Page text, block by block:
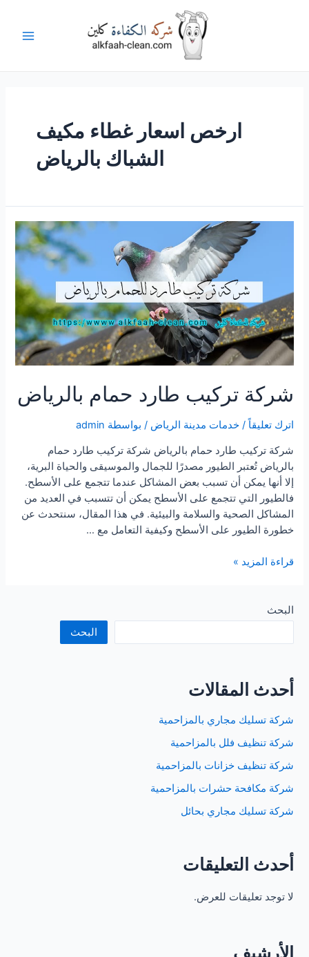
ارخص اسعار غطاء مكيف
الشباك بالرياض
شركة تركيب طارد حمام بالرياض
اترك تعليقاً /خدمات مدينة الرياض / بواسطة admin
شركة تركيب طارد حمام بالرياض شركة تركيب طارد حمام
بالرياض تُعتبر الطيور مصدرًا للجمال والموسيقى والحياة البرية،
إلا أنها يمكن أن تسبب بعض المشاكل عندما تتجمع على الأسطح.
فالطيور التي تتجمع على الأسطح يمكن أن تتسبب في العديد من
المشاكل الصحية والسلامة والبيئية. في هذا المقال، سنتحدث عن
خطورة الطيور على الأسطح وكيفية التعامل مع …
شركة
حمام
بالرياض
قراءة المزيد »
البحث
البحث
أحدث المقالات
شركة تسليك مجاري بالمزاحمية
شركة تنظيف فلل بالمزاحمية
شركة تنظيف خزانات بالمزاحمية
شركة مكافحة حشرات بالمزاحمية
شركة تسليك مجاري بحائل
أحدث التعليقات
لا توجد تعليقات للعرض.